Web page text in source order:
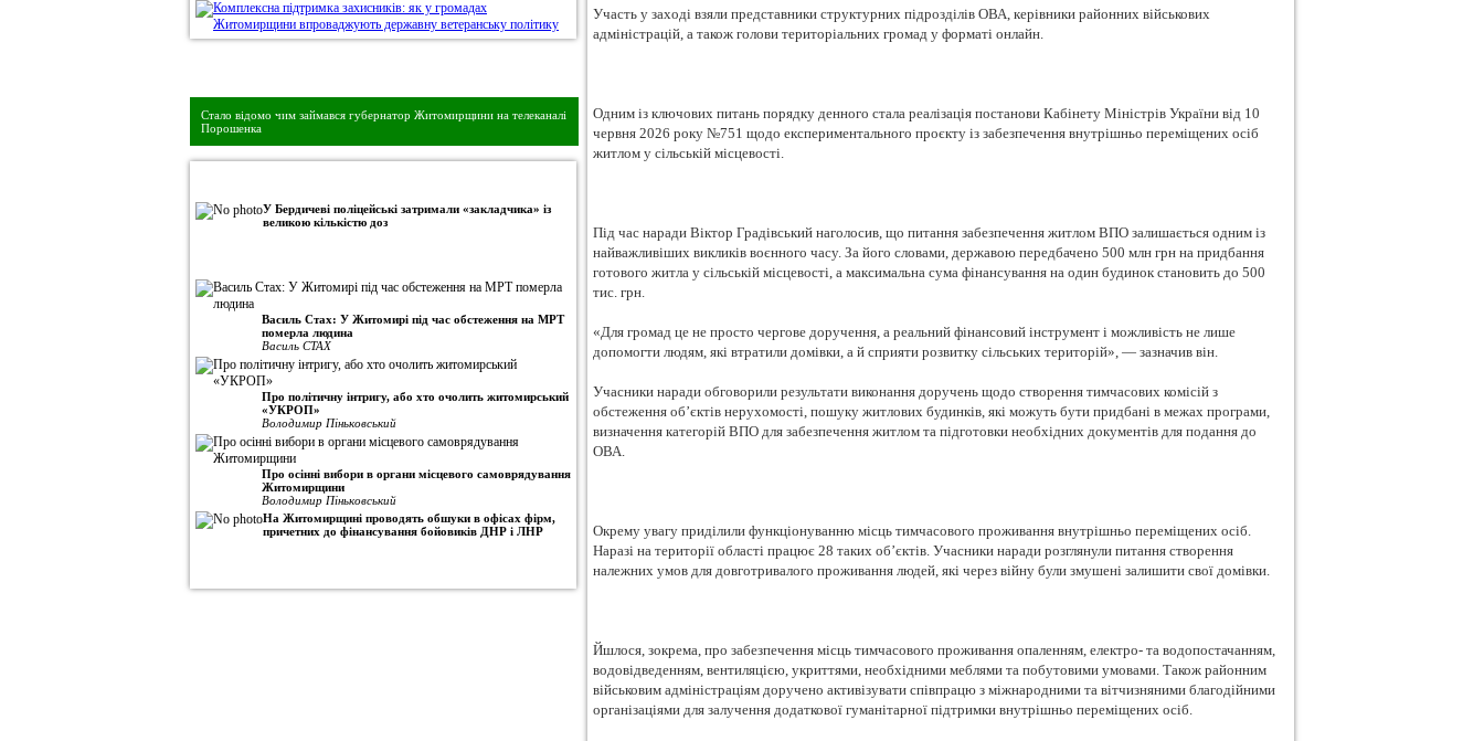
Стало відомо чим займався губернатор Житомирщини на телеканалі
Порошенка
У Бердичеві поліцейські затримали «закладчика» із
великою кількістю доз
Василь Стах: У Житомирі під час обстеження на МРТ
померла людина
Василь СТАХ
Про політичну інтригу, або хто очолить житомирський
«УКРОП»
Володимир Піньковський
Про осінні вибори в органи місцевого самоврядування
Житомирщини
Володимир Піньковський
На Житомирщині проводять обшуки в офісах фірм,
причетних до фінансування бойовиків ДНР і ЛНР
Участь у заході взяли представники структурних підрозділів ОВА, керівники районних військових
адміністрацій, а також голови територіальних громад у форматі онлайн.
Одним із ключових питань порядку денного стала реалізація постанови Кабінету Міністрів України від 10
червня 2026 року №751 щодо експериментального проєкту із забезпечення внутрішньо переміщених осіб
житлом у сільській місцевості.
Під час наради Віктор Градівський наголосив, що питання забезпечення житлом ВПО залишається одним із
найважливіших викликів воєнного часу. За його словами, державою передбачено 500 млн грн на придбання
готового житла у сільській місцевості, а максимальна сума фінансування на один будинок становить до 500
тис. грн.
«Для громад це не просто чергове доручення, а реальний фінансовий інструмент і можливість не лише
допомогти людям, які втратили домівки, а й сприяти розвитку сільських територій», — зазначив він.
Учасники наради обговорили результати виконання доручень щодо створення тимчасових комісій з
обстеження об’єктів нерухомості, пошуку житлових будинків, які можуть бути придбані в межах програми,
визначення категорій ВПО для забезпечення житлом та підготовки необхідних документів для подання до
ОВА.
Окрему увагу приділили функціонуванню місць тимчасового проживання внутрішньо переміщених осіб.
Наразі на території області працює 28 таких об’єктів. Учасники наради розглянули питання створення
належних умов для довготривалого проживання людей, які через війну були змушені залишити свої домівки.
Йшлося, зокрема, про забезпечення місць тимчасового проживання опаленням, електро- та водопостачанням,
водовідведенням, вентиляцією, укриттями, необхідними меблями та побутовими умовами. Також районним
військовим адміністраціям доручено активізувати співпрацю з міжнародними та вітчизняними благодійними
організаціями для залучення додаткової гуманітарної підтримки внутрішньо переміщених осіб.